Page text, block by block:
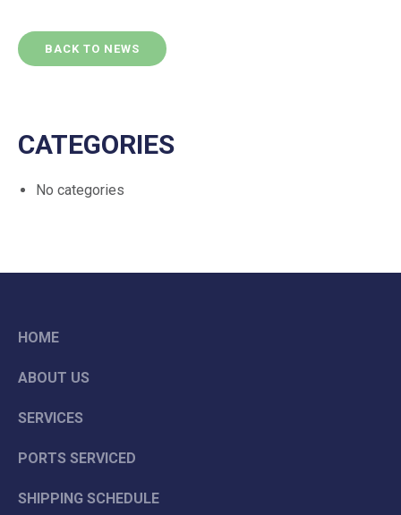
BACK TO NEWS
CATEGORIES
No categories
HOME
ABOUT US
SERVICES
PORTS SERVICED
SHIPPING SCHEDULE